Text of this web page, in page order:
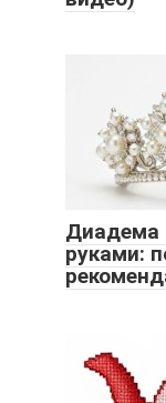
Диадема
руками: